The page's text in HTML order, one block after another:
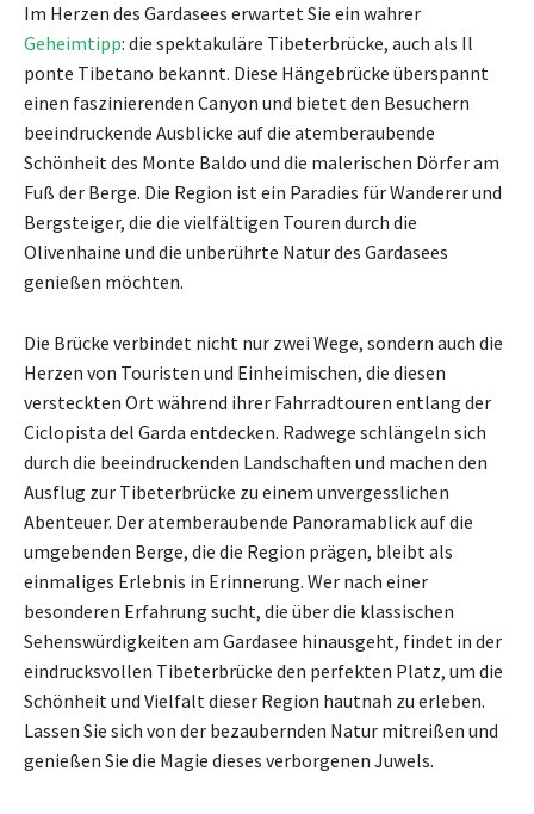
Im Herzen des Gardasees erwartet Sie ein wahrer
Geheimtipp: die spektakuläre Tibeterbrücke, auch als Il
ponte Tibetano bekannt. Diese Hängebrücke überspannt
einen faszinierenden Canyon und bietet den Besuchern
beeindruckende Ausblicke auf die atemberaubende
Schönheit des Monte Baldo und die malerischen Dörfer am
Fuß der Berge. Die Region ist ein Paradies für Wanderer und
Bergsteiger, die die vielfältigen Touren durch die
Olivenhaine und die unberührte Natur des Gardasees
genießen möchten.
Die Brücke verbindet nicht nur zwei Wege, sondern auch die
Herzen von Touristen und Einheimischen, die diesen
versteckten Ort während ihrer Fahrradtouren entlang der
Ciclopista del Garda entdecken. Radwege schlängeln sich
durch die beeindruckenden Landschaften und machen den
Ausflug zur Tibeterbrücke zu einem unvergesslichen
Abenteuer. Der atemberaubende Panoramablick auf die
umgebenden Berge, die die Region prägen, bleibt als
einmaliges Erlebnis in Erinnerung. Wer nach einer
besonderen Erfahrung sucht, die über die klassischen
Sehenswürdigkeiten am Gardasee hinausgeht, findet in der
eindrucksvollen Tibeterbrücke den perfekten Platz, um die
Schönheit und Vielfalt dieser Region hautnah zu erleben.
Lassen Sie sich von der bezaubernden Natur mitreißen und
genießen Sie die Magie dieses verborgenen Juwels.